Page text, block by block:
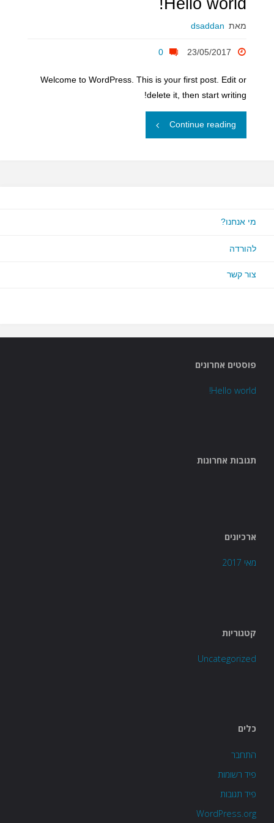
מאת dsaddan
23/05/2017
0
Welcome to WordPress. This is your first post. Edit or
delete it, then start writing!
Continue reading
"Hello
מי אנחנו?
להורדה
צור קשר
פוסטים אחרונים
Hello world!
תגובות אחרונות
ארכיונים
מאי 2017
קטגוריות
Uncategorized
כלים
התחבר
פיד רשומות
פיד תגובות
WordPress.org